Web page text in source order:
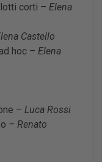
corti – Elena
Castello
hoc – Elena
– Luca Rossi
– Renato